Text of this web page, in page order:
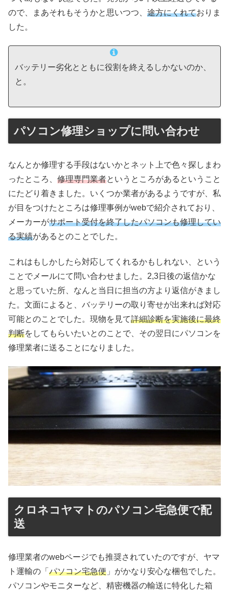
ので、まあそれもそうかと思いつつ、 途方にくれておりま
した。
バッテリー劣化とともに役割を終えるしかないのか、
と。
パソコン修理ショップに問い合わせ
なんとか修理する手段はないかとネット上で色々探しまわ
ったところ、 修理専門業者というところがあるということ
にたどり着きました。いくつか業者があるようですが、私
が目をつけたところは修理事例がwebで紹介されており、
メーカーがサポート受付を終了したパソコンも修理してい
る実績があるとのことでした。
これはもしかしたら対応してくれるかもしれない、という
ことでメールにて問い合わせました。2,3日後の返信かな
と思っていた所、なんと当日に担当の方より返信がきまし
た。文面によると、バッテリーの取り寄せが出来れば対応
可能とのことでした。現物を見て詳細診断を実施後に最終
判断をしてもらいたいとのことで、その翌日にパソコンを
修理業者に送ることになりました。
クロネコヤマトのパソコン宅急便で配
送
修理業者のwebページでも推奨されていたのですが、ヤマ
ト運輸の「 パソコン宅急便 」がかなり安心な梱包でした。
パソコンやモニターなど、精密機器の輸送に特化した箱